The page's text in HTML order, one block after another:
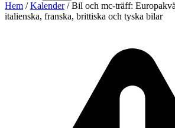
Hem /Kalender/Bil och mc-träff:
italienska, franska, brittiska och tyska bilar